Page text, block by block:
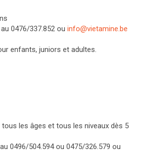
0476/337.852 ou info@vietamine.be
enfants, juniors et adultes.
les âges et tous les niveaux dès 5
0496/504.594 ou 0475/326.579 ou